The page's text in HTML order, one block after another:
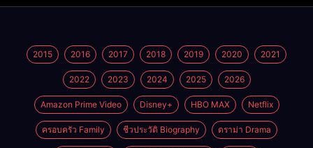
2015 2016 2017 2018 2019 2020 2021
2022 2023 2024 2025 2026
Amazon Prime Video Disney+ HBO MAX Netflix
ครอบครัว Family ชีวประวัติ Biography ดราม่า Drama